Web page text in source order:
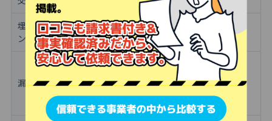
埋め込み型コンセ
ントの交換
20,000円前後
壁の補修が必要な
場合
漏電調査 5,000〜20,000円
原因や漏電箇所を
突き止める場合
＞＞詳しい費用は
こちら
信頼できる事業者の中から比較する